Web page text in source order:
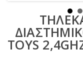
TOYS